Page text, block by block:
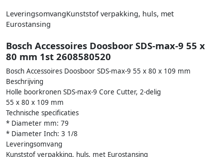
LeveringsomvangKunststof verpakking, huls, met
Eurostansing
Bosch Accessoires Doosboor SDS-max-9 55 x
80 mm 1st 2608580520
Bosch Accessoires Doosboor SDS-max-9 55 x 80 x 109 mm
Beschrijving
Holle boorkronen SDS-max-9 Core Cutter, 2-delig
55 x 80 x 109 mm
Technische specificaties
* Diameter mm: 79
* Diameter Inch: 3 1/8
Leveringsomvang
Kunststof verpakking, huls, met Eurostansing